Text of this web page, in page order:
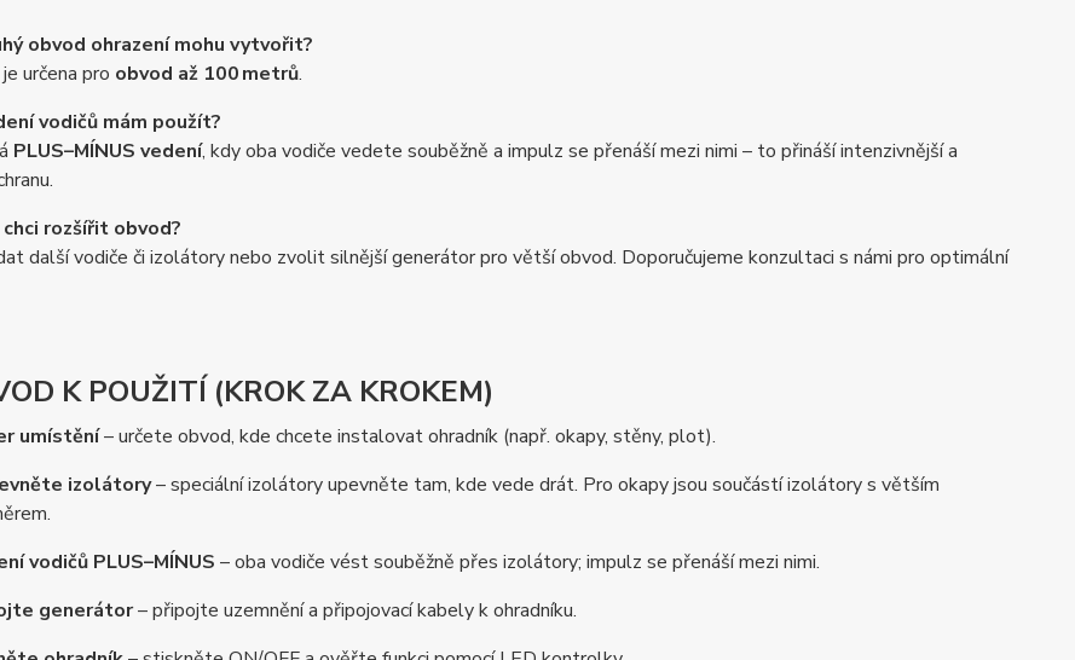
obvod ohrazení mohu vytvořit?
určena pro obvod až 100 metrů.
vodičů mám použít?
PLUS–MÍNUS vedení, kdy oba vodiče vedete souběžně a impulz se přenáší mezi nimi – to přináší intenzivnější a
chci rozšířit obvod?
další vodiče či izolátory nebo zvolit silnější generátor pro větší obvod. Doporučujeme konzultaci s námi pro optimální
K POUŽITÍ (KROK ZA KROKEM)
umístění– určete obvod, kde chcete instalovat ohradník (např. okapy, stěny, plot).
izolátory– speciální izolátory upevněte tam, kde vede drát. Pro okapy jsou součástí izolátory s větším
vodičů PLUS–MÍNUS – oba vodiče vést souběžně přes izolátory; impulz se přenáší mezi nimi.
generátor– připojte uzemnění a připojovací kabely k ohradníku.